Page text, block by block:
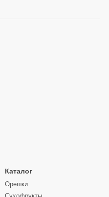
Каталог
Орешки